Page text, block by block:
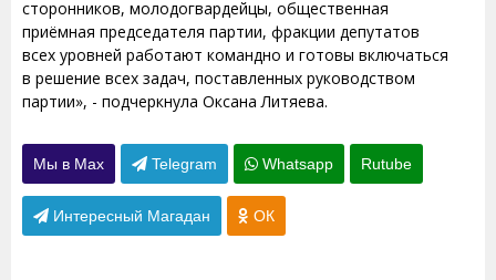
сторонников, молодогвардейцы, общественная
приёмная председателя партии, фракции депутатов
всех уровней работают командно и готовы включаться
в решение всех задач, поставленных руководством
партии», - подчеркнула Оксана Литяева.
Мы в Max Telegram Whatsapp Rutube
Интересный Магадан ОК